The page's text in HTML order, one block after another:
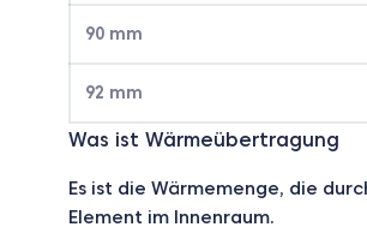
90 mm
92 mm
Was ist Wärmeübertragung
Es ist die Wärmemenge, die
Element im Innenraum.